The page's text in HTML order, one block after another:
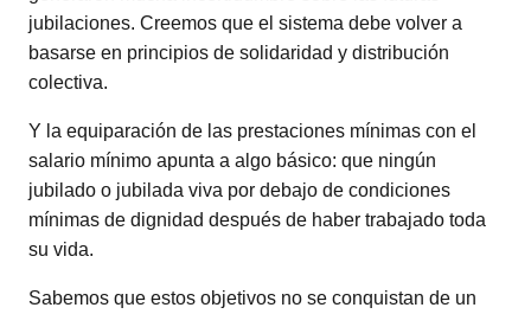
jubilaciones. Creemos que el sistema debe volver a
basarse en principios de solidaridad y distribución
colectiva.
Y la equiparación de las prestaciones mínimas con el
salario mínimo apunta a algo básico: que ningún
jubilado o jubilada viva por debajo de condiciones
mínimas de dignidad después de haber trabajado toda
su vida.
Sabemos que estos objetivos no se conquistan de un